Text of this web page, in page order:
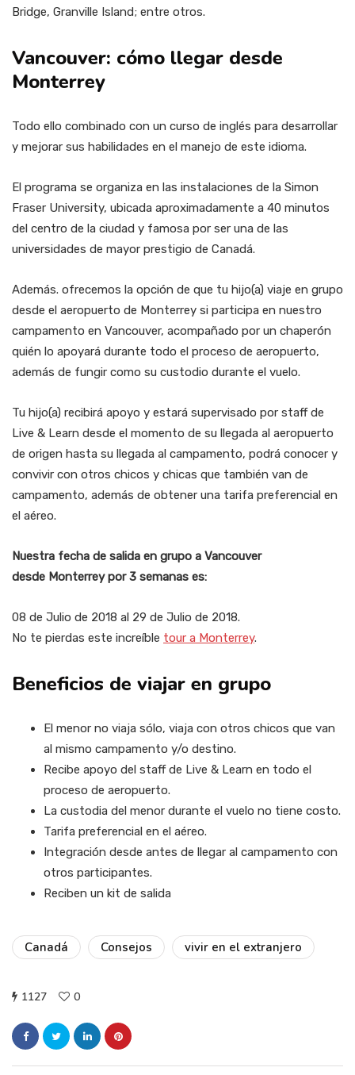
Bridge, Granville Island; entre otros.
Vancouver: cómo llegar desde
Monterrey
Todo ello combinado con un curso de inglés para desarrollar
y mejorar sus habilidades en el manejo de este idioma.
El programa se organiza en las instalaciones de la Simon
Fraser University, ubicada aproximadamente a 40 minutos
del centro de la ciudad y famosa por ser una de las
universidades de mayor prestigio de Canadá.
Además. ofrecemos la opción de que tu hijo(a) viaje en grupo
desde el aeropuerto de Monterrey si participa en nuestro
campamento en Vancouver, acompañado por un chaperón
quién lo apoyará durante todo el proceso de aeropuerto,
además de fungir como su custodio durante el vuelo.
Tu hijo(a) recibirá apoyo y estará supervisado por staff de
Live & Learn desde el momento de su llegada al aeropuerto
de origen hasta su llegada al campamento, podrá conocer y
convivir con otros chicos y chicas que también van de
campamento, además de obtener una tarifa preferencial en
el aéreo.
Nuestra fecha de salida en grupo a Vancouver
desde Monterrey por 3 semanas es:
08 de Julio de 2018 al 29 de Julio de 2018.
No te pierdas este increíble tour a Monterrey.
Beneficios de viajar en grupo
El menor no viaja sólo, viaja con otros chicos que van
al mismo campamento y/o destino.
Recibe apoyo del staff de Live & Learn en todo el
proceso de aeropuerto.
La custodia del menor durante el vuelo no tiene costo.
Tarifa preferencial en el aéreo.
Integración desde antes de llegar al campamento con
otros participantes.
Reciben un kit de salida
Canadá Consejos vivir en el extranjero
1127 0